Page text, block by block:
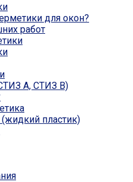
для окон?
работ
А, СТИЗ В)
пластик)